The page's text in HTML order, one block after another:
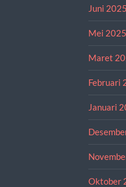
Juni 2025
Mei 2025
Maret
Februari
Januari
Oktober